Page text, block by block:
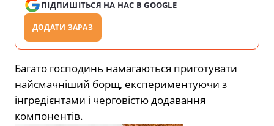
ПІДПИШІТЬСЯ НА НАС В GOOGLE
ДОДАТИ ЗАРАЗ
Багато господинь намагаються приготувати
найсмачніший борщ, експериментуючи з
інгредієнтами і черговістю додавання
компонентів.